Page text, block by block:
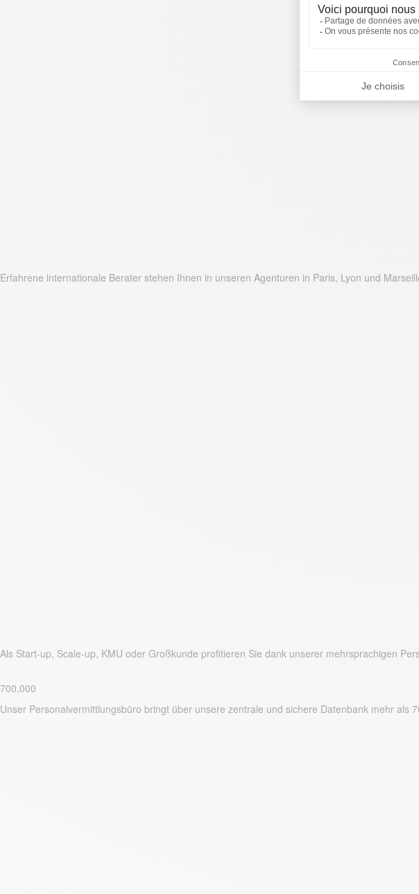
Erfahrene internationale Berater stehen Ihnen in unseren Agenturen in Paris, Lyon und
Als Start-up, Scale-up, KMU oder Großkunde profitieren Sie dank unserer mehrsprachigen
700,000
Unser Personalvermittlungsbüro bringt über unsere zentrale und sichere Datenbank mehr als